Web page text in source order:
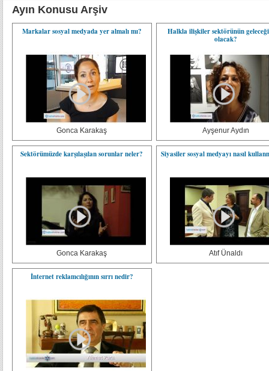
Ayın Konusu Arşiv
Markalar sosyal medyada yer almalı mı?
Gonca Karakaş
Halkla ilişkiler sektörünün geleceği
olacak?
Ayşenur Aydın
Sektörümüzde karşılaşılan sorunlar neler?
Gonca Karakaş
Siyasiler sosyal medyayı nasıl
Atıf Ünaldı
İnternet reklamcılığının sırrı nedir?